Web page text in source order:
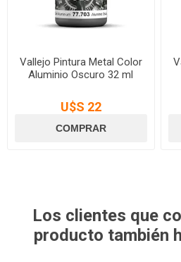
Vallejo Pintura Metal Color
Aluminio Oscuro 32 ml
U$S 22
Los clientes que
producto también